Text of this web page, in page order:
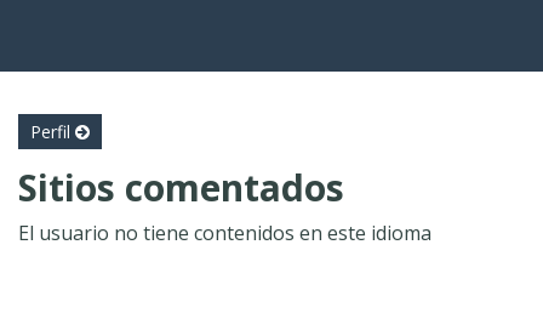
Perfil
Sitios comentados
El usuario no tiene contenidos en este idioma